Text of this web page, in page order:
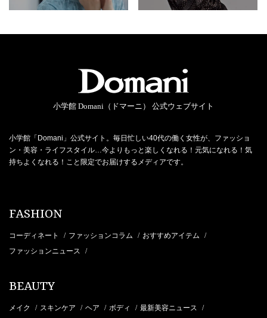
小学館 Domani（ドマーニ） 公式ウェブサイト
小学館「Domani」公式サイト。毎日忙しい40代の働く女性が、ファッショ
ン・美容・ライフスタイル…今よりもっと楽しくなれる！元気になれる！気
持ちよくなれる！こと限定でお届けするメディアです。
FASHION
コーディネート / ファッションコラム / おすすめアイテム /
ファッションニュース /
BEAUTY
メイク / スキンケア / ヘア / ボディ / 最新美容ニュース /